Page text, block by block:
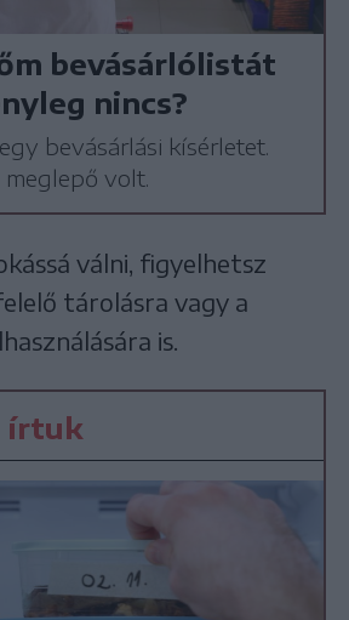
bevásárlólistát
nincs?
bevásárlási kísérletet.
volt.
válni, figyelhetsz
tárolásra vagy a
is.
írtuk